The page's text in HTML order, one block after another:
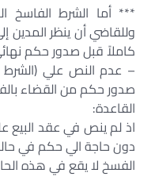
*** أما الشرط الفاسخ
وللقاضي أن ينظر المدين
كاملاً قبل صدور حكم
– عدم النص علي
صدور حكم من القضاء
القاعدة:
اذ لم ينص في عقد البيع
دون حاجة الي حكم في
الفسخ لا يقع في هذه